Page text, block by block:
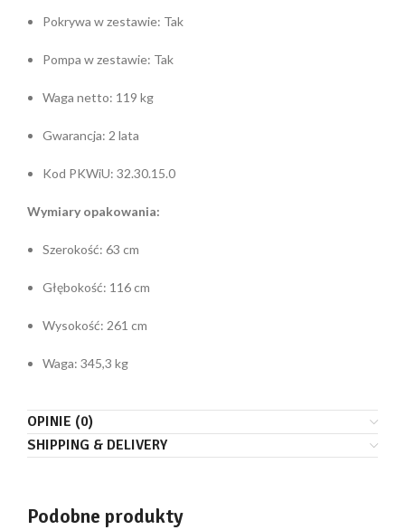
Pokrywa w zestawie: Tak
Pompa w zestawie: Tak
Waga netto: 119 kg
Gwarancja: 2 lata
Kod PKWiU: 32.30.15.0
Wymiary opakowania:
Szerokość: 63 cm
Głębokość: 116 cm
Wysokość: 261 cm
Waga: 345,3 kg
OPINIE (0)
SHIPPING & DELIVERY
Podobne produkty